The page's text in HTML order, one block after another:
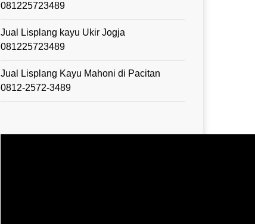
081225723489
Jual Lisplang kayu Ukir Jogja
081225723489
Jual Lisplang Kayu Mahoni di Pacitan
0812-2572-3489